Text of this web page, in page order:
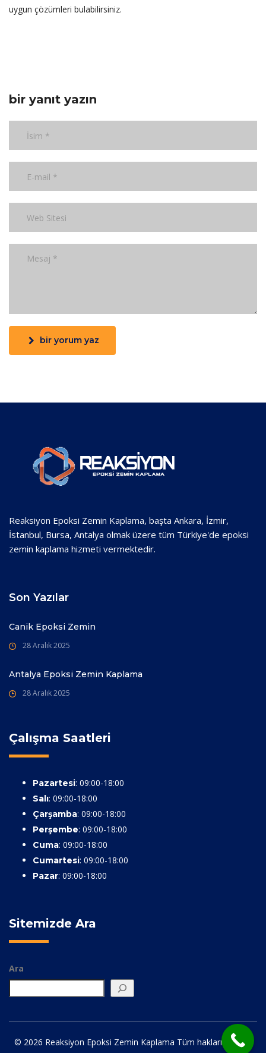
uygun çözümleri bulabilirsiniz.
bir yanıt yazın
bir yorum yaz
Reaksiyon Epoksi Zemin Kaplama, başta Ankara, İzmir,
İstanbul, Bursa, Antalya olmak üzere tüm Türkiye'de epoksi
zemin kaplama hizmeti vermektedir.
Son Yazılar
Canik Epoksi Zemin
28 Aralık 2025
Antalya Epoksi Zemin Kaplama
28 Aralık 2025
Çalışma Saatleri
Pazartesi: 09:00-18:00
Salı: 09:00-18:00
Çarşamba: 09:00-18:00
Perşembe: 09:00-18:00
Cuma: 09:00-18:00
Cumartesi: 09:00-18:00
Pazar: 09:00-18:00
Sitemizde Ara
Ara
© 2026 Reaksiyon Epoksi Zemin Kaplama Tüm hakları saklıdır.